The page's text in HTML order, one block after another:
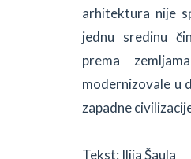
arhitektura nije
jednu sredinu
prema
modernizovale u
zapadne
Tekst: Ilija Šaula